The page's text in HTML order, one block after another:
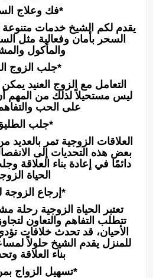
*فك وعلاج
يقدم لكم الشيخ خدمات متنوعة
السحر بأمان وفعالية مثل
والمأكول
*جلب الزوج
التعامل مع الزوج العنيد
ليس مستحيلاً لذلك من المهم أن
على الحب
*جلب
العلاقات الزوجية تمر بالعديد
بعض هذه التحديات إلى
دائمًا في إعادة بناء العلاقة
الحياة
*إرجاع الزوجة
تعتبر الحياة الزوجية
تتطلب التفاهم والتعاون
الأحيان، قد تحدث خلافات
للمنزل يقدم الشيخ حلولاً
بناء العلاقة
*تسهيل الزواج